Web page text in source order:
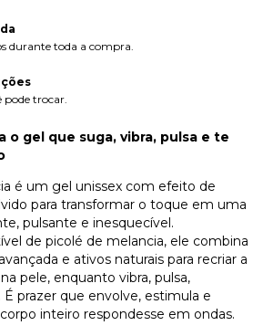
durante toda a compra.
pode trocar.
o gel que suga, vibra, pulsa e te
é um gel unissex com efeito de
para transformar o toque em uma
pulsante e inesquecível.
de picolé de melancia, ele combina
e ativos naturais para recriar a
pele, enquanto vibra, pulsa,
É prazer que envolve, estimula e
inteiro respondesse em ondas.